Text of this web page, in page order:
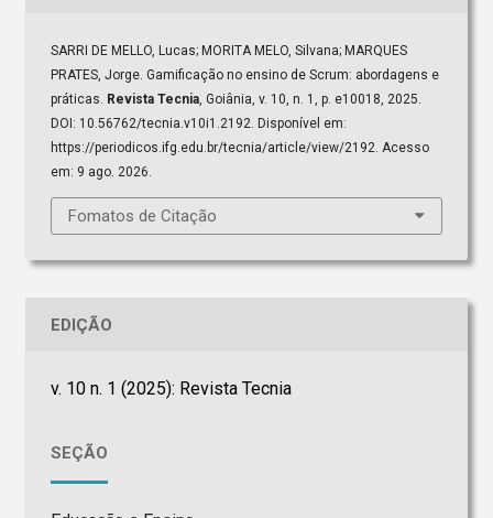
SARRI DE MELLO, Lucas; MORITA MELO, Silvana; MARQUES
PRATES, Jorge. Gamificação no ensino de Scrum: abordagens e
práticas. Revista Tecnia, Goiânia, v. 10, n. 1, p. e10018, 2025.
DOI: 10.56762/tecnia.v10i1.2192. Disponível em:
https://periodicos.ifg.edu.br/tecnia/article/view/2192. Acesso
em: 9 ago. 2026.
Fomatos de Citação
EDIÇÃO
v. 10 n. 1 (2025): Revista Tecnia
SEÇÃO